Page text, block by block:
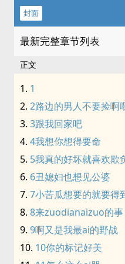
封面
最新完整章节列表
正文
1
2路边的男人不要捡啊
3跟我回家吧
4我想你想得要命
5我真的好坏就喜欢欺
6丑媳妇也想见公婆
7小苦瓜想要的就要得
8来zuodianaizuo的事
9啊又是我最ai的野战
10你的标记好美